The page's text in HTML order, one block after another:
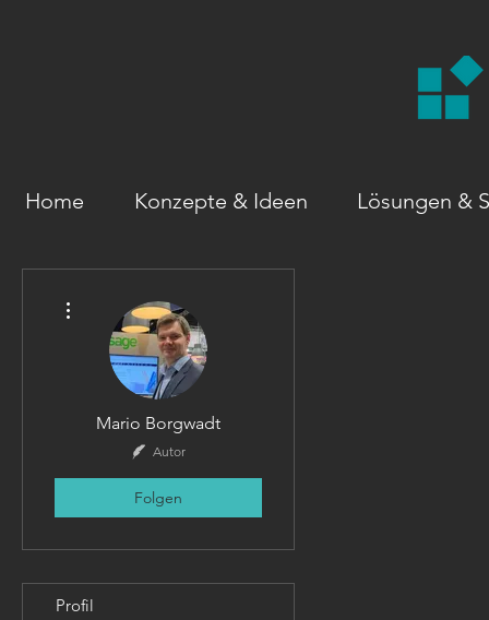
Home Konzepte & Ideen Lösungen &
Mario Borgwadt
Autor
Folgen
Profil